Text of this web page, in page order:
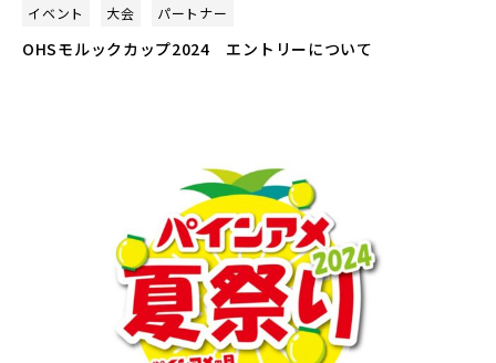
イベント
大会 パートナー
OHSモルックカップ2024 エントリーについて